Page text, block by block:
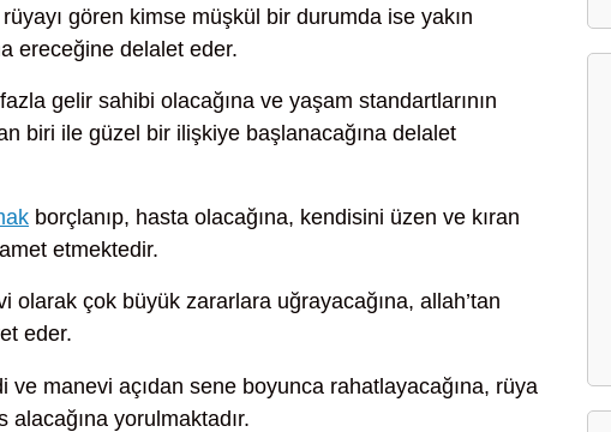
gören kimse müşkül bir durumda ise yakın
ereceğine delalet eder.
gelir sahibi olacağına ve yaşam standartlarının
biri ile güzel bir ilişkiye başlanacağına delalet
borçlanıp, hasta olacağına, kendisini üzen ve kıran
etmektedir.
olarak çok büyük zararlara uğrayacağına, allah’tan
eder.
ve manevi açıdan sene boyunca rahatlayacağına, rüya
yorulmaktadır.